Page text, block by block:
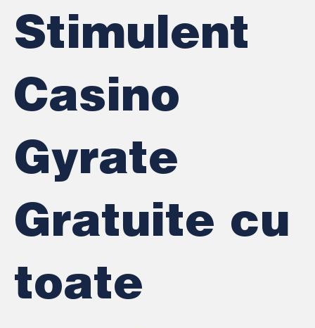
Stimulent
Casino
Gyrate
Gratuite cu
toate